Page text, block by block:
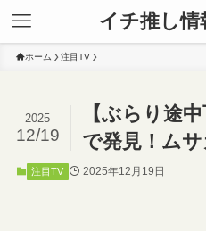
イチ推し情
ホーム 注目TV
【ぶらり途
で発見！ム
2025
12/19
注目TV 2025年12月19日